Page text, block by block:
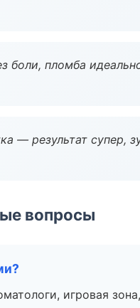
боли, пломба
— результат супер,
вопросы
игровая